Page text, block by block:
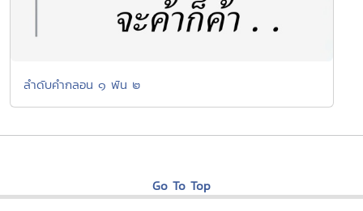
ลำดับคำกลอน ๑ พัน ๒
Go To Top